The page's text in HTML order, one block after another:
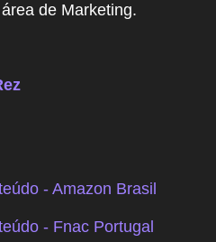
de Marketing.
- Amazon Brasil
- Fnac Portugal